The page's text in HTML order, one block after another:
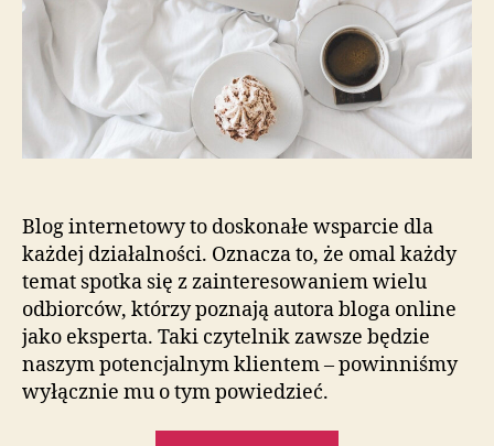
Blog internetowy to doskonałe wsparcie dla
każdej działalności. Oznacza to, że omal każdy
temat spotka się z zainteresowaniem wielu
odbiorców, którzy poznają autora bloga online
jako eksperta. Taki czytelnik zawsze będzie
naszym potencjalnym klientem – powinniśmy
wyłącznie mu o tym powiedzieć.